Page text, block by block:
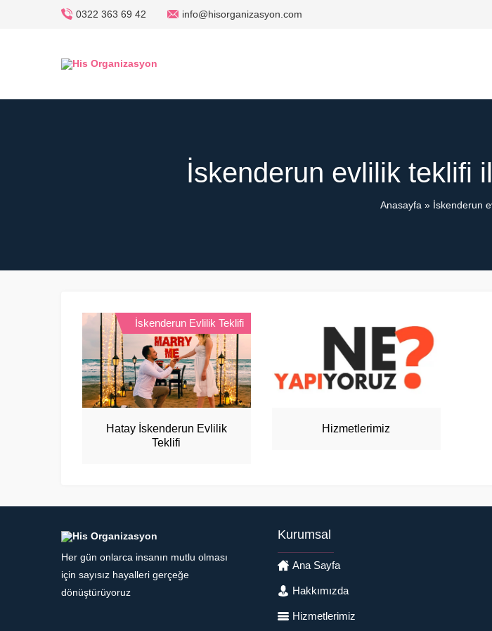
0322 363 69 42 info@hisorganizasyon.com
İskenderun evlilik teklifi
Anasayfa » İskenderun
İskenderun Evlilik Teklifi
Hatay İskenderun Evlilik
Teklifi
Hizmetlerimiz
Her gün onlarca insanın mutlu olması
için sayısız hayalleri gerçeğe
dönüştürüyoruz
Kurumsal
Ana Sayfa
Hakkımızda
Hizmetlerimiz